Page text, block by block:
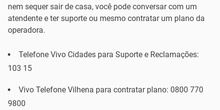
nem sequer sair de casa, você pode conversar com um
atendente e ter suporte ou mesmo contratar um plano da
operadora.
Telefone Vivo Cidades para Suporte e Reclamações:
103 15
Vivo Telefone Vilhena para contratar plano: 0800 770
9800